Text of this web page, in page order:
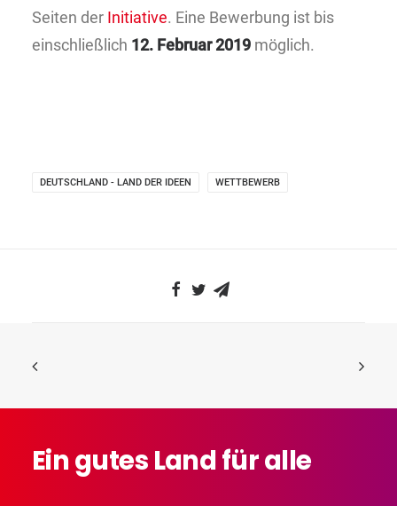
Seiten der Initiative. Eine Bewerbung ist bis
einschließlich 12. Februar 2019 möglich.
DEUTSCHLAND - LAND DER IDEEN WETTBEWERB
EingutesLandfüralle